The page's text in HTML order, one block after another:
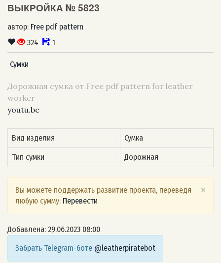
ВЫКРОЙКА № 5823
автор: Free pdf pattern
324
1
Сумки
Дорожная сумка от Free pdf pattern for leather
worker
youtu.be
Вид изделия Сумка
Тип сумки Дорожная
×
Вы можете поддержать развитие проекта, переведя
любую сумму: Перевести
Добавлена: 29.06.2023 08:00
Забрать Telegram-боте @leatherpiratebot